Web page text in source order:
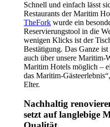
Schnell und einfach lässt
Restaurants der Maritim
TheFork wurde ein
Reservierungstool in die
wenigen Klicks ist der
Bestätigung. Das Ganze
auch über unsere Maritim-
Maritim Hotels möglich –
das Maritim-
Elter.
Nachhaltig
setzt auf langlebige